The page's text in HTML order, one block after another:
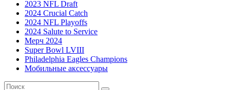
2023 NFL Draft
2024 Crucial Catch
2024 NFL Playoffs
2024 Salute to Service
Мерч 2024
Super Bowl LVIII
Philadelphia Eagles Champions
Мобильные аксессуары